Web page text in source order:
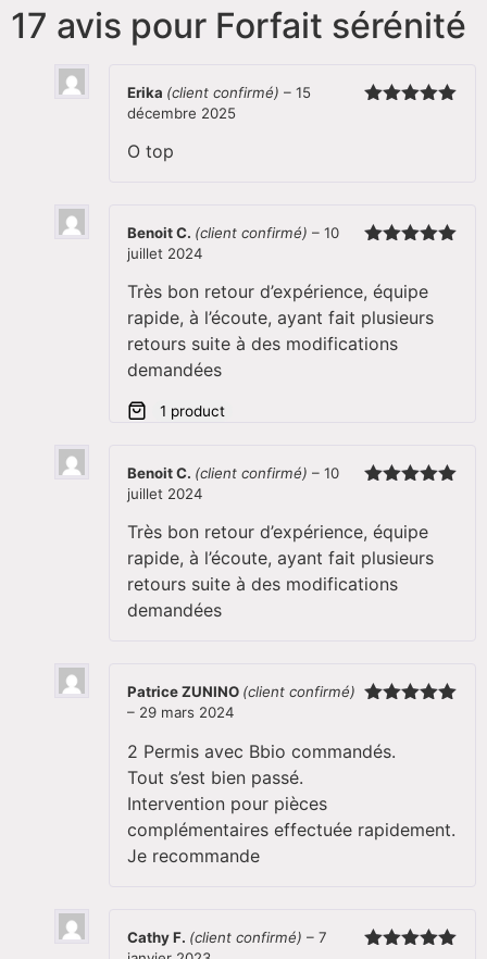
17 avis pour Forfait sérénité
Cathy F. (client confirmé) – 7
Patrice ZUNINO (client confirmé)
– 29 mars 2024
2 Permis avec Bbio commandés.
Tout s’est bien passé.
Intervention pour pièces
complémentaires effectuée rapidement.
Je recommande
Benoit C. (client confirmé) – 10
juillet 2024
Très bon retour d’expérience, équipe
rapide, à l’écoute, ayant fait plusieurs
retours suite à des modifications
demandées
Benoit C. (client confirmé) – 10
juillet 2024
Très bon retour d’expérience, équipe
rapide, à l’écoute, ayant fait plusieurs
retours suite à des modifications
demandées
1 product
Erika (client confirmé) – 15
décembre 2025
O top